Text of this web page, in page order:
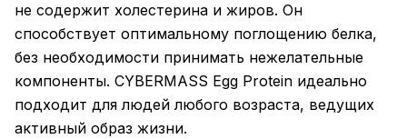
не содержит холестерина и жиров. Он
способствует оптимальному поглощению белка,
без необходимости принимать нежелательные
компоненты. CYBERMASS Egg Protein идеально
подходит для людей любого возраста, ведущих
активный образ жизни.